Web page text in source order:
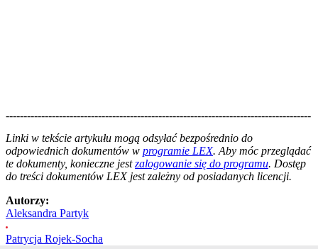
--------------------------------------------------------------------------------------
Linki w tekście artykułu mogą odsyłać bezpośrednio do
odpowiednich dokumentów w programie LEX. Aby móc przeglądać
te dokumenty, konieczne jestzalogowanie się do programu. Dostęp
do treści dokumentów LEX jest zależny od posiadanych licencji.
Autorzy:
Aleksandra Partyk
Patrycja Rojek-Socha